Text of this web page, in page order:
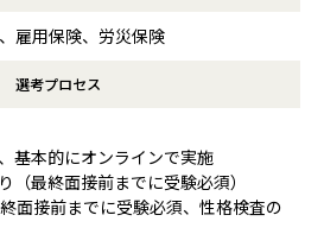
雇用保険、労災保険
選考プロセス
基本的にオンラインで実施
最終面接前までに受験必須）
面接前までに受験必須、性格検査の